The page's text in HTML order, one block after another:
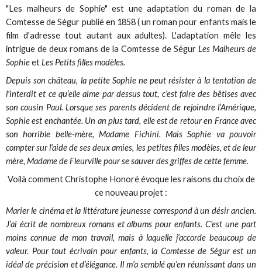
"Les malheurs de Sophie" est une adaptation du roman de la
Comtesse de Ségur publié en 1858 ( un roman pour enfants mais le
film d'adresse tout autant aux adultes). L'adaptation mêle les
intrigue de deux romans de la Comtesse de Ségur Les Malheurs de
SophieetLes Petits filles modèles.
Depuis son château, la petite Sophie ne peut résister à la tentation de
l'interdit et ce qu’elle aime par dessus tout, c’est faire des bêtises avec
son cousin Paul. Lorsque ses parents décident de rejoindre l’Amérique,
Sophie est enchantée. Un an plus tard, elle est de retour en France avec
son horrible belle-mère, Madame Fichini. Mais Sophie va pouvoir
compter sur l’aide de ses deux amies, les petites filles modèles, et de leur
mère, Madame de Fleurville pour se sauver des griffes de cette femme.
Voilà comment Christophe Honoré évoque les raisons du choix de
ce nouveau projet :
Marier le cinéma et la littérature jeunesse correspond à un désir ancien.
J’ai écrit de nombreux romans et albums pour enfants. C’est une part
moins connue de mon travail, mais à laquelle j’accorde beaucoup de
valeur. Pour tout écrivain pour enfants, la Comtesse de Ségur est un
idéal de précision et d’élégance. Il m’a semblé qu’en réunissant dans un